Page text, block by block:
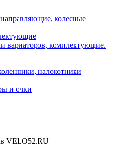
направляющие, колесные
вариаторов, комплектующие.
налокотники
и очки
VELO52.RU